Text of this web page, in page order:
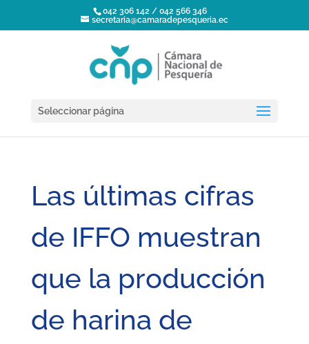
042 306 142 / 042 566 346
secretaria@camaradepesqueria.ec
Seleccionar página
Las últimas cifras
de IFFO muestran
que la producción
de harina de